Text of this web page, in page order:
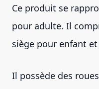
Ce produit se
pour adulte. Il
siège pour enfant
Il possède des